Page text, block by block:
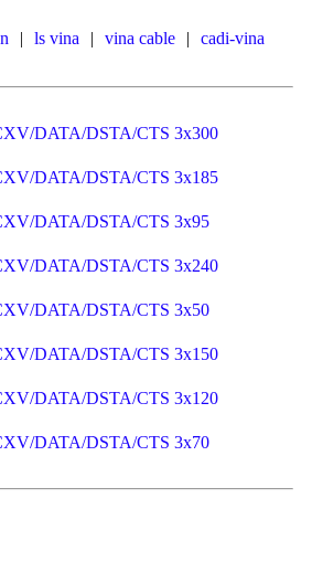
| ls vina | vina cable | cadi-vina
DATA/DSTA/CTS 3x300
DATA/DSTA/CTS 3x185
DATA/DSTA/CTS 3x95
DATA/DSTA/CTS 3x240
DATA/DSTA/CTS 3x50
DATA/DSTA/CTS 3x150
DATA/DSTA/CTS 3x120
DATA/DSTA/CTS 3x70